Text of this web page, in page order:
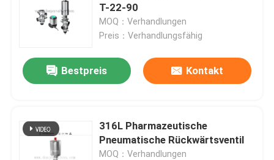
Tank-Sprühkugeln
Tankdeckel
T-22-90
MOQ：Verhandlungen
Preis：Verhandlungsfähig
Bestpreis Kontakt
316L Pharmazeutische
Pneumatische Rückwärtsventil
MOQ：Verhandlungen